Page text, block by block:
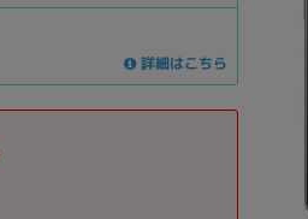
詳細はこちら